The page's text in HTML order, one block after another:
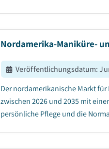
Nordamerika-Maniküre-
Veröffentlichungsdatum:
Der nordamerikanische Markt
zwischen 2026 und 2035 mit
persönliche Pflege und die